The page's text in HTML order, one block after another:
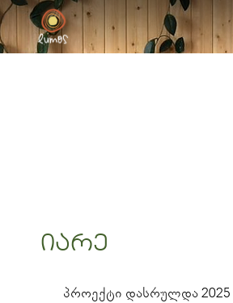
იარე
პროექტი დასრულდა